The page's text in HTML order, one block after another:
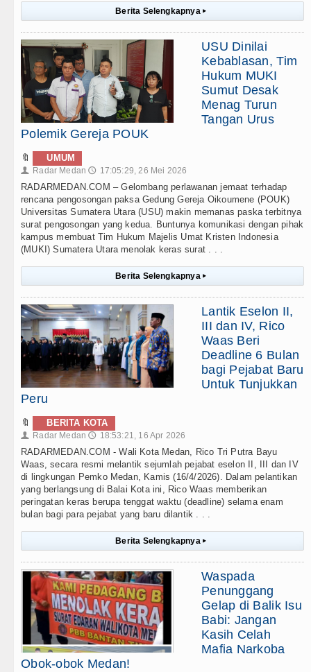
Berita Selengkapnya ▸
USU Dinilai
Kebablasan, Tim
Hukum MUKI
Sumut Desak
Menag Turun
Tangan Urus
Polemik Gereja POUK
🔖 UMUM
👤 Radar Medan 🕔 17:05:29, 26 Mei 2026
RADARMEDAN.COM – Gelombang perlawanan jemaat terhadap
rencana pengosongan paksa Gedung Gereja Oikoumene (POUK)
Universitas Sumatera Utara (USU) makin memanas paska terbitnya
surat pengosongan yang kedua. Buntunya komunikasi dengan pihak
kampus membuat Tim Hukum Majelis Umat Kristen Indonesia
(MUKI) Sumatera Utara menolak keras surat . . .
Berita Selengkapnya ▸
Lantik Eselon II,
III dan IV, Rico
Waas Beri
Deadline 6 Bulan
bagi Pejabat Baru
Untuk Tunjukkan
Peru
🔖 BERITA KOTA
👤 Radar Medan 🕔 18:53:21, 16 Apr 2026
RADARMEDAN.COM - Wali Kota Medan, Rico Tri Putra Bayu
Waas, secara resmi melantik sejumlah pejabat eselon II, III dan IV
di lingkungan Pemko Medan, Kamis (16/4/2026). Dalam pelantikan
yang berlangsung di Balai Kota ini, Rico Waas memberikan
peringatan keras berupa tenggat waktu (deadline) selama enam
bulan bagi para pejabat yang baru dilantik . . .
Berita Selengkapnya ▸
Waspada
Penunggang
Gelap di Balik Isu
Babi: Jangan
Kasih Celah
Mafia Narkoba
Obok-obok Medan!